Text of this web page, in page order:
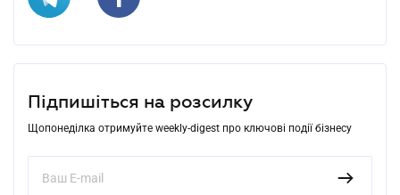
Підпишіться на розсилку
Щопонеділка отримуйте weekly-digest про ключові події бізнесу